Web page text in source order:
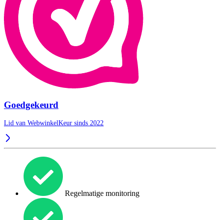
Goedgekeurd
Lid van WebwinkelKeur sinds 2022
Regelmatige monitoring